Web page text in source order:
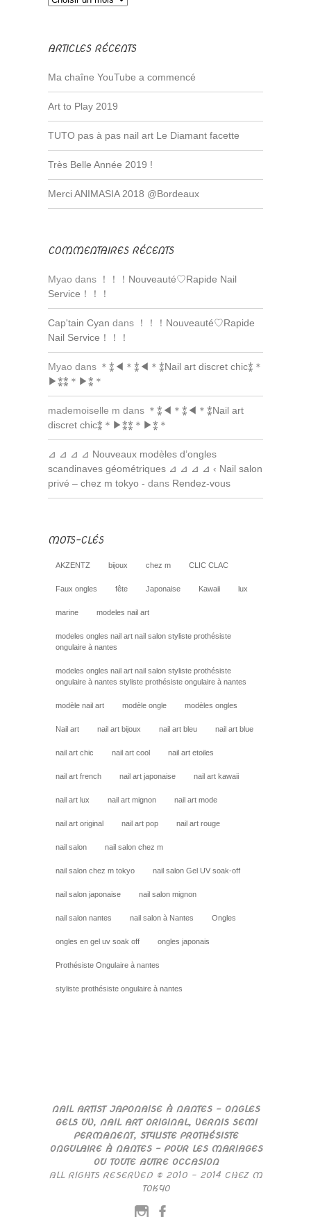
ARTICLES RÉCENTS
Ma chaîne YouTube a commencé
Art to Play 2019
TUTO pas à pas nail art Le Diamant facette
Très Belle Année 2019 !
Merci ANIMASIA 2018 @Bordeaux
COMMENTAIRES RÉCENTS
Myao dans
！！！Nouveauté♡Rapide Nail
Service！！！
Cap'tain Cyan dans
！！！Nouveauté♡Rapide
Nail Service！！！
Myao dans ＊⁑◀︎＊⁑◀︎＊⁑Nail art discret chic⁑＊
▶︎⁑⁑＊▶︎⁑＊
mademoiselle m dans ＊⁑◀︎＊⁑◀︎＊⁑Nail art
discret chic⁑＊▶︎⁑⁑＊▶︎⁑＊
⊿ ⊿ ⊿ ⊿ Nouveaux modèles d’ongles
scandinaves géométriques ⊿ ⊿ ⊿ ⊿ ‹ Nail salon
privé – chez m tokyo - dans Rendez-vous
MOTS-CLÉS
AKZENTZ bijoux chez m CLIC CLAC
Faux ongles fête Japonaise Kawaii lux
marine modeles nail art
modeles ongles nail art nail salon styliste prothésiste
ongulaire à nantes
modeles ongles nail art nail salon styliste prothésiste
ongulaire à nantes styliste prothésiste ongulaire à nantes
modèle nail art modèle ongle modèles ongles
Nail art nail art bijoux nail art bleu nail art blue
nail art chic nail art cool nail art etoiles
nail art french nail art japonaise nail art kawaii
nail art lux nail art mignon nail art mode
nail art original nail art pop nail art rouge
nail salon nail salon chez m
nail salon chez m tokyo nail salon Gel UV soak-off
nail salon japonaise nail salon mignon
nail salon nantes nail salon à Nantes Ongles
ongles en gel uv soak off ongles japonais
Prothésiste Ongulaire à nantes
styliste prothésiste ongulaire à nantes
NAIL ARTIST JAPONAISE À NANTES – ONGLES
GELS UV, NAIL ART ORIGINAL, VERNIS SEMI
PERMANENT, STYLISTE PROTHÉSISTE
ONGULAIRE À NANTES – POUR LES MARIAGES
OU TOUTE AUTRE OCCASION
ALL RIGHTS RESERVED © 2010 – 2014 CHEZ M
TOKYO